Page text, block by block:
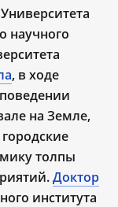
научного
, в ходе
на Земле,
толпы
Доктор
института